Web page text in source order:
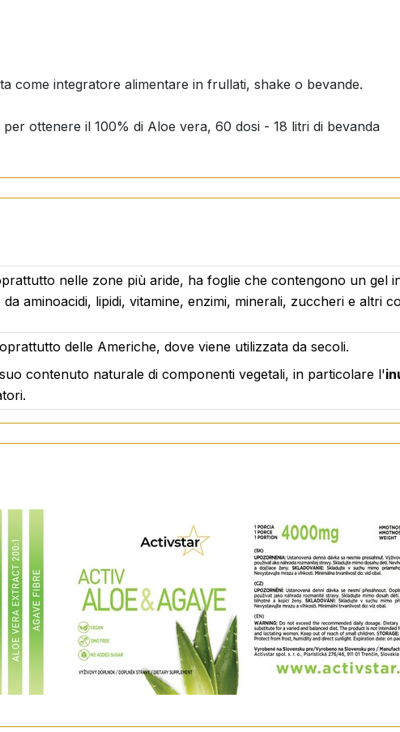
come integratore alimentare in frullati, shake o bevande.
ottenere il 100% di Aloe vera, 60 dosi - 18 litri di bevanda
nelle zone più aride, ha foglie che contengono un gel
aminoacidi, lipidi, vitamine, enzimi, minerali, zuccheri e altri
delle Americhe, dove viene utilizzata da secoli.
contenuto naturale di componenti vegetali, in particolare l'